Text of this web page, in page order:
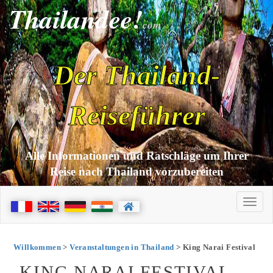
Thailandee!com
Der Thailand-
Reiseführer
Alle Informationen und Ratschläge um Ihrer
Reise nach Thailand vorzubereiten
Willkommen>Veranstaltungen in Thailand > King Narai Festival